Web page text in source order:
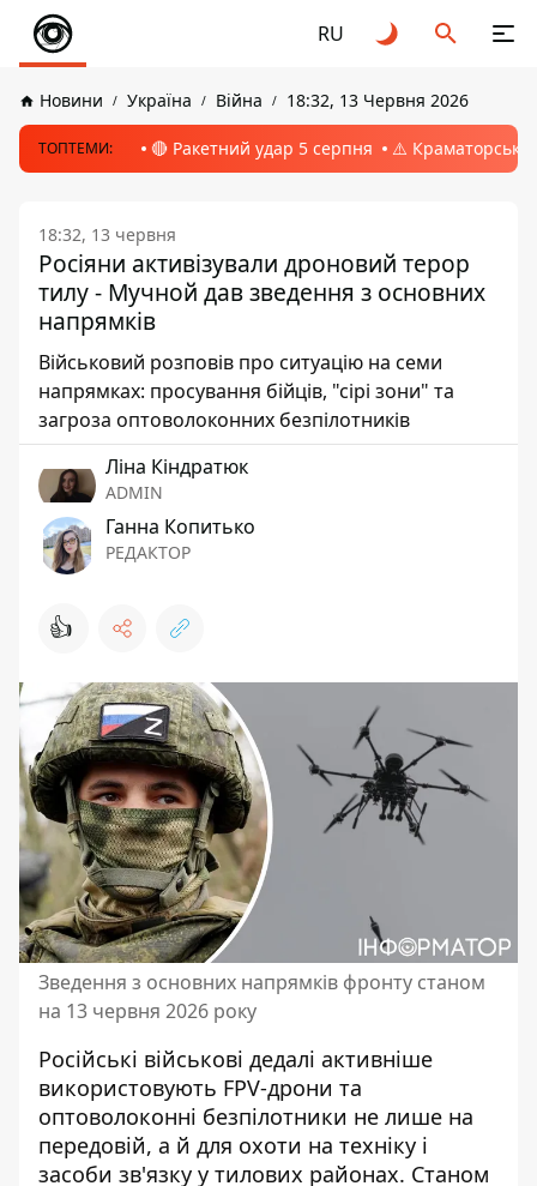
RU
Новини Україна Війна 18:32, 13 Червня 2026
ТОПТЕМИ: 🔴 Ракетний удар 5 серпня ⚠️ Краматорськ,
18:32, 13 червня
Росіяни активізували дроновий терор
тилу - Мучной дав зведення з основних
напрямків
Військовий розповів про ситуацію на семи
напрямках: просування бійців, "сірі зони" та
загроза оптоволоконних безпілотників
Ліна Кіндратюк
ADMIN
Ганна Копитько
РЕДАКТОР
👍
Зведення з основних напрямків фронту станом
на 13 червня 2026 року
Російські військові дедалі активніше
використовують FPV-дрони та
оптоволоконні безпілотники не лише на
передовій, а й для охоти на техніку і
засоби зв'язку у тилових районах. Станом